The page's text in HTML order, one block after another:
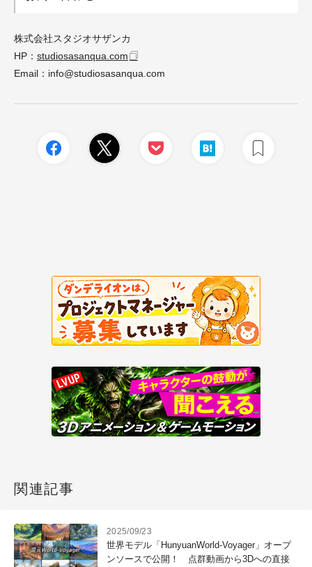
株式会社スタジオサザンカ
HP ： studiosasanqua.com
Email： info@studiosasanqua.com
関連記事
2025/09/23
世界モデル「HunyuanWorld-Voyager」オープ
ンソースで公開！ 点群動画から3Dへの直接